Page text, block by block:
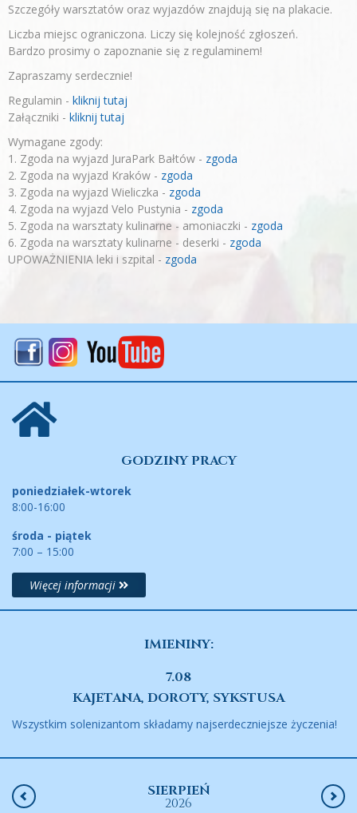
GODZINY PRACY
poniedziałek-wtorek
8:00-16:00
środa - piątek
7:00 – 15:00
Więcej informacji
IMIENINY:
7.08
KAJETANA, DOROTY, SYKSTUSA
Wszystkim solenizantom składamy najserdeczniejsze życzenia!
SIERPIEŃ
2026
Szczegóły warsztatów oraz wyjazdów znajdują się na plakacie.
Liczba miejsc ograniczona. Liczy się kolejność zgłoszeń.
Bardzo prosimy o zapoznanie się z regulaminem!
Zapraszamy serdecznie!
Regulamin - kliknij tutaj
Załączniki - kliknij tutaj
Wymagane zgody:
1. Zgoda na wyjazd JuraPark Bałtów - zgoda
2. Zgoda na wyjazd Kraków - zgoda
3. Zgoda na wyjazd Wieliczka - zgoda
4. Zgoda na wyjazd Velo Pustynia - zgoda
5. Zgoda na warsztaty kulinarne - amoniaczki - zgoda
6. Zgoda na warsztaty kulinarne - deserki - zgoda
UPOWAŻNIENIA leki i szpital - zgoda